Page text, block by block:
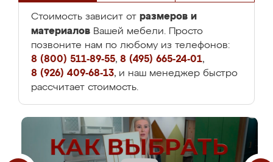
Стоимость зависит от размеров и
материалов Вашей мебели. Просто
позвоните нам по любому из телефонов:
8 (800) 511-89-55, 8 (495) 665-24-01,
8 (926) 409-68-13, и наш менеджер быстро
рассчитает стоимость.